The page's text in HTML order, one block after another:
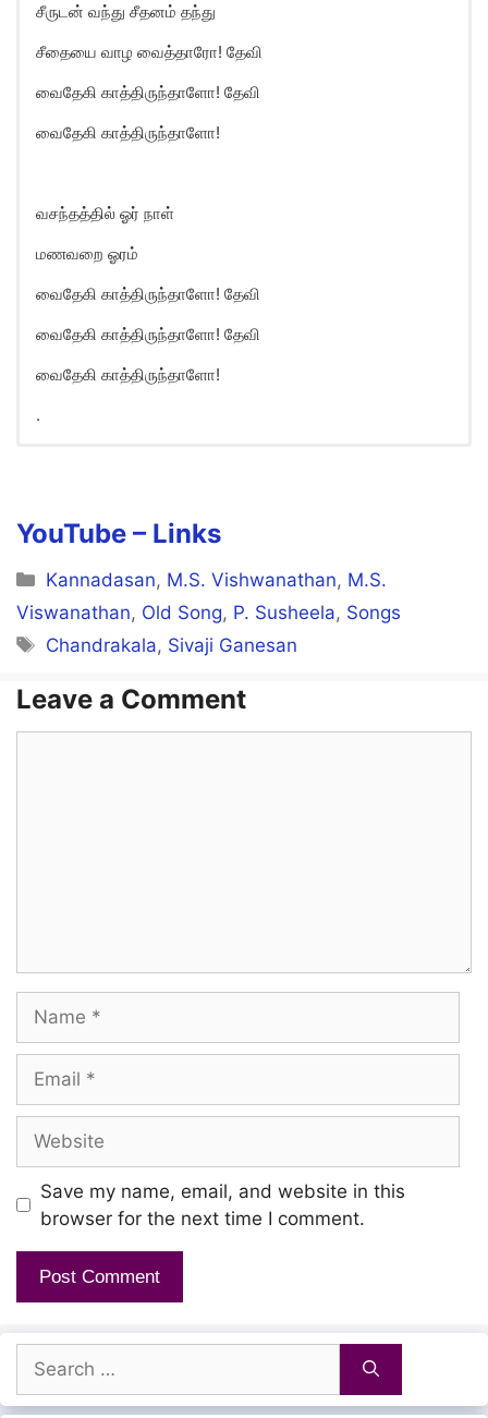
சீருடன் வந்து சீதனம் தந்து
சீதையை வாழ வைத்தாரோ! தேவி
வைதேகி காத்திருந்தாளோ! தேவி
வைதேகி காத்திருந்தாளோ!
வசந்தத்தில் ஓர் நாள்
மணவறை ஓரம்
வைதேகி காத்திருந்தாளோ! தேவி
வைதேகி காத்திருந்தாளோ! தேவி
வைதேகி காத்திருந்தாளோ!
.
Vasanthaththil or naal
Vaidhegi kaththirunthaalo! devi
Vaidhegi kaththirunthaalo!
Maiyitta kannodu maan vilaiyaada
Maiyitta kannodu maan vilaiyaada
Devargal yavarum thirumana medai
Devargal yavarum thirumana medai
Amaippathai parththirunthaaloo! devi
Thirumaal bhramma sivan enum moovar
Kavalil nindrirunthaaloo! devi
YouTube – Links
Categories
Kannadasan, M.S. Vishwanathan, M.S.
Viswanathan, Old Song, P. Susheela, Songs
Tags
Chandrakala, Sivaji Ganesan
Leave a Comment
Save my name, email, and website in this
browser for the next time I comment.
for: